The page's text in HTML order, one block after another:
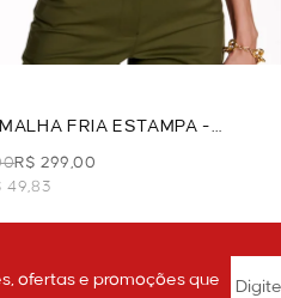
FRIA ESTAMPA -
R$ 299,00
49,83
ofertas e promoções que